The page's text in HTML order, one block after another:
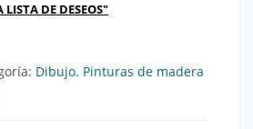
DE DESEOS"
Dibujo. Pinturas de madera